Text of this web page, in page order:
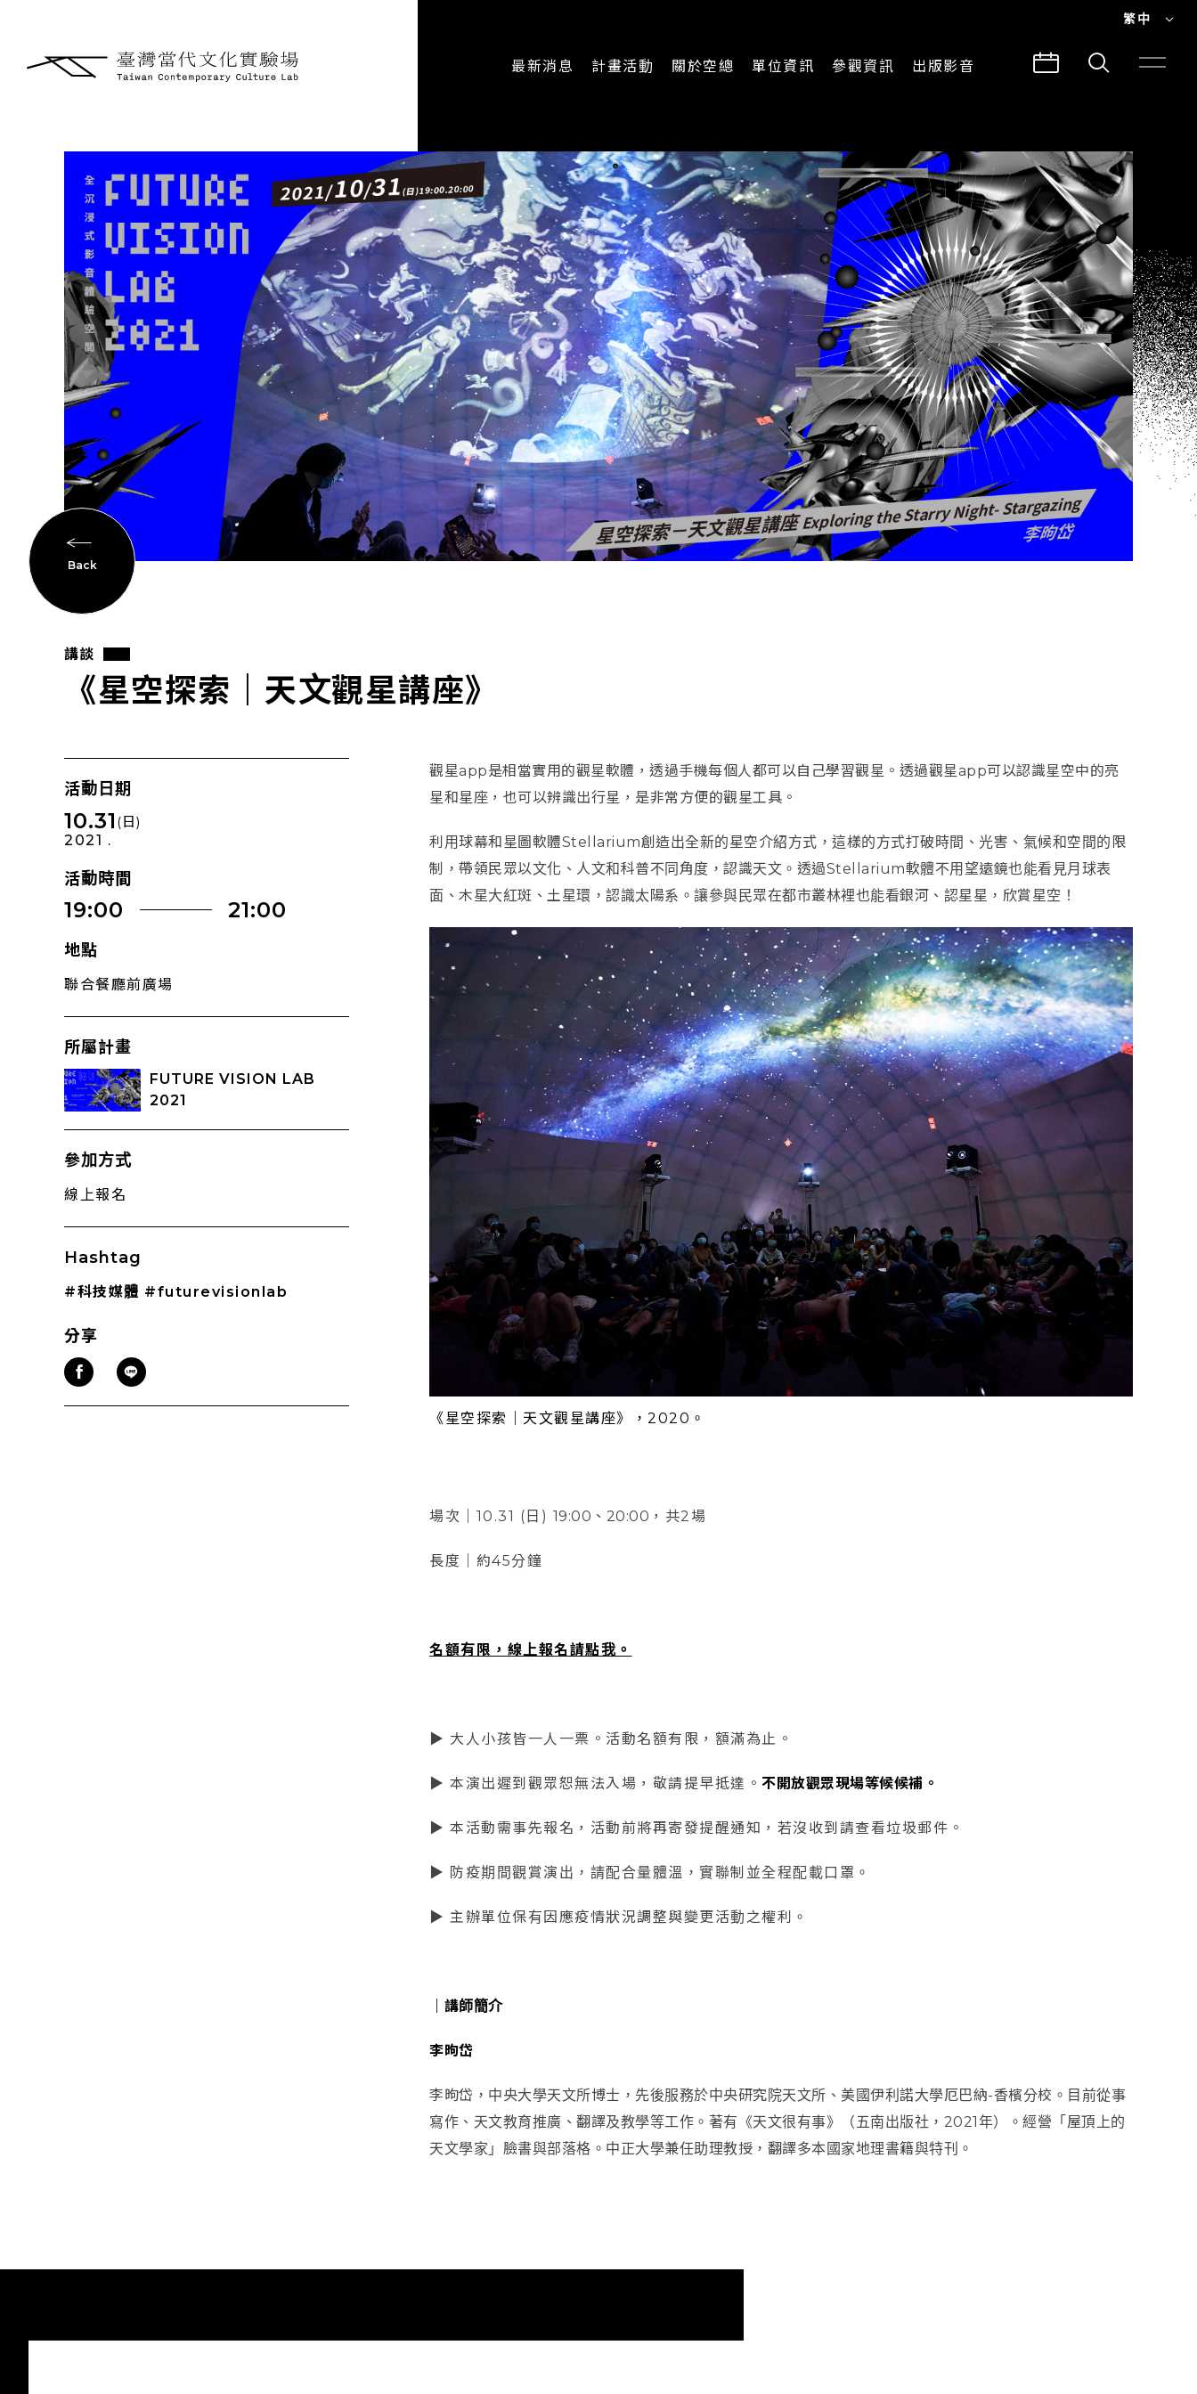
繁中
最新消息
即時新聞
計畫活動
主題計畫
CREATORS
關於空總
組織架構
公開資訊
認識執行長
場地申請
加入我們
單位資訊 參觀資訊
交通與地圖
建築故事
導覽服務
出版影音
所有影音
出版品
Back
講談
《星空探索｜天文觀星講座》
活動日期
10.31 (日)
2021 .
活動時間
19:00 21:00
地點
聯合餐廳前廣場
所屬計畫
FUTURE VISION LAB
2021
參加方式
線上報名
Hashtag
#科技媒體 #futurevisionlab
分享
觀星app是相當實用的觀星軟體，透過手機每個人都可以自己學習觀星。透過觀星app可以認識星空中的亮
星和星座，也可以辨識出行星，是非常方便的觀星工具。
利用球幕和星圖軟體Stellarium創造出全新的星空介紹方式，這樣的方式打破時間、光害、氣候和空間的限
制，帶領民眾以文化、人文和科普不同角度，認識天文。透過Stellarium軟體不用望遠鏡也能看見月球表
面、木星大紅斑、土星環，認識太陽系。讓參與民眾在都市叢林裡也能看銀河、認星星，欣賞星空！
《星空探索｜天文觀星講座》，2020。
場次｜10.31 (日) 19:00、20:00 ，共2場
長度｜約45分鐘
名額有限，線上報名請點我。
▶ 大人小孩皆一人一票。活動名額有限，額滿為止。
▶ 本演出遲到觀眾恕無法入場，敬請提早抵達。 不開放觀眾現場等候候補。
▶ 本活動需事先報名，活動前將再寄發提醒通知，若沒收到請查看垃圾郵件。
▶ 防疫期間觀賞演出，請配合量體溫，實聯制並全程配載口罩。
▶ 主辦單位保有因應疫情狀況調整與變更活動之權利。
｜講師簡介
李昫岱
李昫岱，中央大學天文所博士，先後服務於中央研究院天文所、美國伊利諾大學厄巴納-香檳分校。目前從事
寫作、天文教育推廣、翻譯及教學等工作。著有《天文很有事》（五南出版社，2021年）。經營「屋頂上的
天文學家」臉書與部落格。中正大學兼任助理教授，翻譯多本國家地理書籍與特刊。